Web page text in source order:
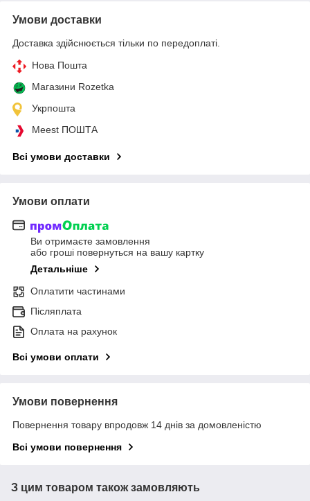
Умови доставки
Доставка здійснюється тільки по передоплаті.
Нова Пошта
Магазини Rozetka
Укрпошта
Meest ПОШТА
Всі умови доставки
Умови оплати
Ви отримаєте замовлення
або гроші повернуться на вашу картку
Детальніше
Оплатити частинами
Післяплата
Оплата на рахунок
Всі умови оплати
Умови повернення
Повернення товару впродовж 14 днів за домовленістю
Всі умови повернення
З цим товаром також замовляють